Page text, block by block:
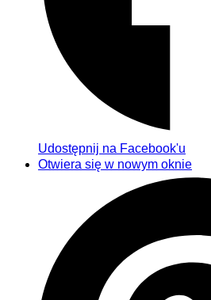
Udostępnij na Facebook'u
Otwiera się w nowym oknie